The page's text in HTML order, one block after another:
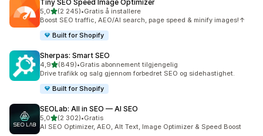
Tiny SEO Speed Image Optimizer
5,0av 5 stjerner
(2 245)
Totalt 2245 omtaler
•Gratis å installere
Boost SEO traffic, AEO/AI search, page speed & minify images!↑
Built for Shopify
Sherpas: Smart SEO
4,9av 5 stjerner
(849)
Totalt 849 omtaler
•Gratis abonnement tilgjengelig
Drive trafikk og salg gjennom forbedret SEO og sidehastighet.
Built for Shopify
SEOLab: All in SEO — AI SEO
5,0av 5 stjerner
(2 302)
Totalt 2302 omtaler
•Gratis
AI SEO Optimizer, AEO, Alt Text, Image Optimizer & Speed Boost